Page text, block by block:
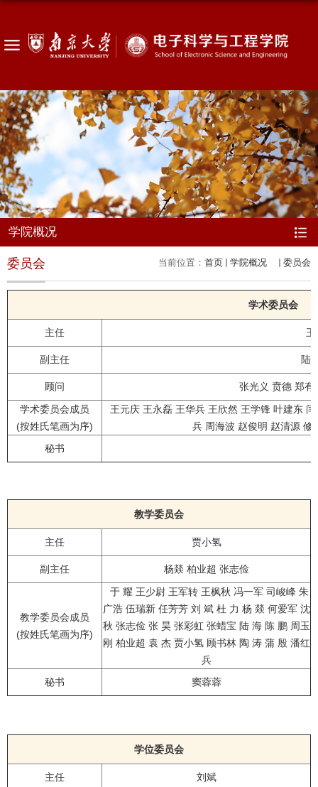
学院概况
当前位置： 首页 学院概况 委员会
委员会
学术委员会
主任
副主任 陆
顾问
张光义 贲德 郑
学术委员会成员
(按姓氏笔画为序)
王元庆 王永磊 王华兵 王欣然 王学锋 叶建东
兵 周海波 赵俊明 赵清源 修
秘书
教学委员会
主任 贾小氢
副主任 杨燚 柏业超 张志俭
教学委员会成员
(按姓氏笔画为序)
于 耀 王少尉 王军转 王枫秋 冯一军 司峻峰 朱
广浩 伍瑞新 任芳芳 刘 斌 杜 力 杨 燚 何爱军 沈
秋 张志俭 张 昊 张彩虹 张蜡宝 陆 海 陈 鹏 周玉
刚 柏业超 袁 杰 贾小氢 顾书林 陶 涛 蒲 殷 潘红
兵
秘书
窦蓉蓉
学位委员会
主任 刘斌